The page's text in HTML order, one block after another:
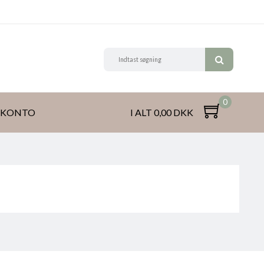
I ALT 0,00 DKK
0